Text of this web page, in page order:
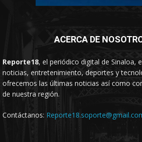
ACERCA DE
Reporte18, el periódico digital de Sinaloa,
noticias, entretenimiento, deportes y
ofrecemos las últimas noticias así como
de nuestra región.
Contáctanos: